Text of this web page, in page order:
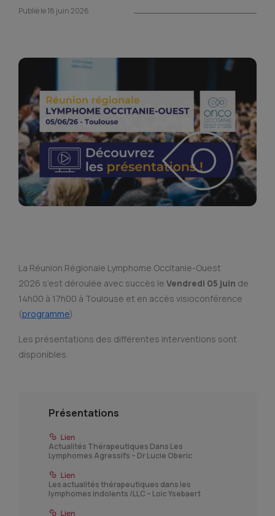
Publié le 18 juin 2026
La Réunion Régionale Lymphome Occitanie-Ouest
2026 s’est déroulée avec succès le Vendredi 05 juin de
14h00 à 17h00 à Toulouse et en accès visioconférence
(programme).
Les présentations des différentes interventions sont
disponibles.
Présentations
Actualités Thérapeutiques Dans Les
Lymphomes Agressifs – Dr Lucie Oberic
Les actualités thérapeutiques dans les
lymphomes indolents /LLC – Loic Ysebaert